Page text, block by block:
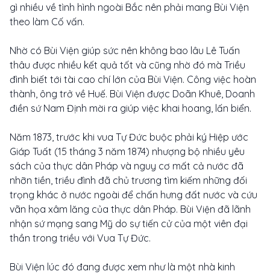
gì nhiều về tình hình ngoài Bắc nên phải mang Bùi Viện
theo làm Cố vấn.
Nhờ có Bùi Viện giúp sức nên không bao lâu Lê Tuấn
thâu được nhiều kết quả tốt và cũng nhờ đó mà Triều
đình biết tới tài cao chí lớn của Bùi Viện. Công việc hoàn
thành, ông trở về Huế. Bùi Viện được Doãn Khuê, Doanh
điền sứ Nam Định mời ra giúp việc khai hoang, lấn biển.
Năm 1873, trước khi vua Tự Đức buộc phải ký Hiệp ước
Giáp Tuất (15 tháng 3 năm 1874) nhượng bộ nhiều yêu
sách của thực dân Pháp và nguy cơ mất cả nước đã
nhỡn tiền, triều đình đã chủ trương tìm kiếm những đối
trọng khác ở nước ngoài để chấn hưng đất nước và cứu
vãn họa xâm lăng của thực dân Pháp. Bùi Viện đã lãnh
nhận sứ mạng sang Mỹ do sự tiến cử của một viên đại
thần trong triều với Vua Tự Đức.
Bùi Viện lúc đó đang được xem như là một nhà kinh